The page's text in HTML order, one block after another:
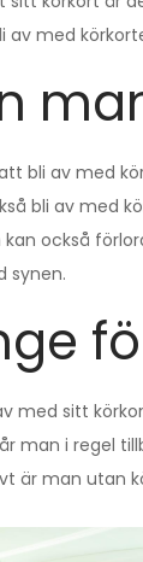
av med
bli av med
bli av med
också
synen.
med sitt
man i regel
är man utan